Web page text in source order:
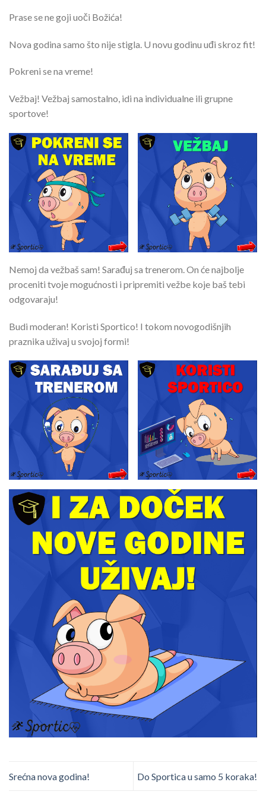
Prase se ne goji uoči Božića!
Nova godina samo što nije stigla. U novu godinu uđi skroz fit!
Pokreni se na vreme!
Vežbaj! Vežbaj samostalno, idi na individualne ili grupne
sportove!
Nemoj da vežbaš sam! Sarađuj sa trenerom. On će najbolje
proceniti tvoje mogućnosti i pripremiti vežbe koje baš tebi
odgovaraju!
Budi moderan! Koristi Sportico! I tokom novogodišnjih
praznika uživaj u svojoj formi!
Srećna nova godina! Do Sportica u samo 5 koraka!